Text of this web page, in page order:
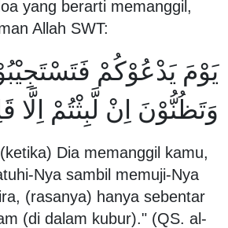
yang berarti memanggil,
Allah SWT:
يَوْمَ يَدْعُوْكُمْ
وَتَظُنُّوْنَ اِنْ لَّبِثْتُمْ اِلَّا
Dia memanggil kamu,
Nya sambil memuji-Nya
(rasanya) hanya sebentar
(di dalam kubur)." (QS. al-